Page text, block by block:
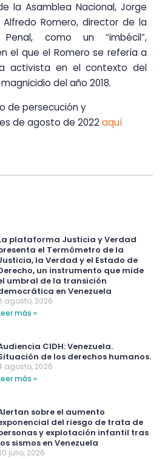
la Asamblea Nacional, Jorge
Alfredo Romero, director de la
Penal, como un “imbécil”,
el que el Romero se refería a
activista en el contexto del
del año 2018.
de persecución y
de agosto de 2022aquí
plataforma Justicia y Verdad
el Termómetro de la
la Verdad y el Estado de
un instrumento que mide
umbral de la transición
en Venezuela
agosto, 2026
más »
CIDH: Venezuela.
de los derechos humanos.
agosto, 2026
más »
sobre el aumento
del riesgo de trata de
y explotación infantil tras
sismos en Venezuela
julio, 2026